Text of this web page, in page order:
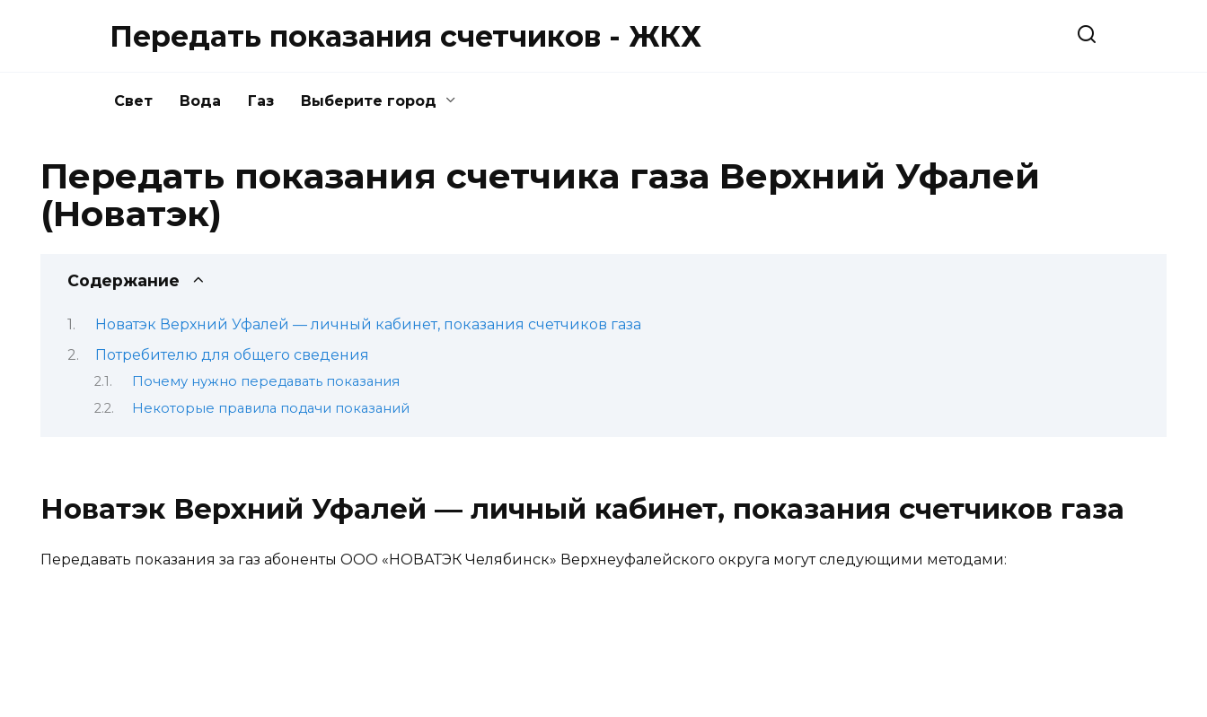
Передать показания счетчиков - ЖКХ
Свет Вода Газ Выберите город
Передать показания счетчика газа Верхний Уфалей
(Новатэк)
Содержание
Новатэк Верхний Уфалей — личный кабинет, показания счетчиков газа
Потребителю для общего сведения
Почему нужно передавать показания
Некоторые правила подачи показаний
Новатэк Верхний Уфалей — личный кабинет, показания счетчиков газа
Передавать показания за газ абоненты ООО «НОВАТЭК Челябинск» Верхнеуфалейского округа могут следующими методами: